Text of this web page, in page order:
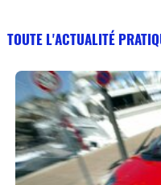
TOUTE L'ACTUALITÉ